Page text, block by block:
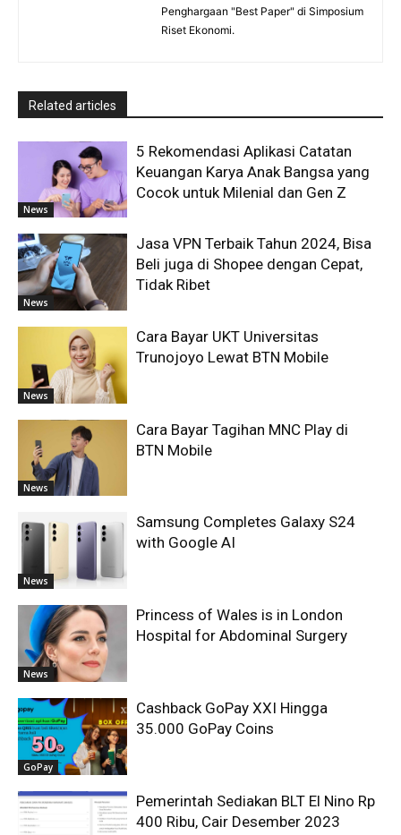
Penghargaan "Best Paper" di Simposium
Riset Ekonomi.
Related articles
News
5 Rekomendasi Aplikasi Catatan
Keuangan Karya Anak Bangsa yang
Cocok untuk Milenial dan Gen Z
News
Jasa VPN Terbaik Tahun 2024, Bisa
Beli juga di Shopee dengan Cepat,
Tidak Ribet
News
Cara Bayar UKT Universitas
Trunojoyo Lewat BTN Mobile
News
Cara Bayar Tagihan MNC Play di
BTN Mobile
News
Samsung Completes Galaxy S24
with Google AI
News
Princess of Wales is in London
Hospital for Abdominal Surgery
GoPay
Cashback GoPay XXI Hingga
35.000 GoPay Coins
Pemerintah Sediakan BLT El Nino Rp
400 Ribu, Cair Desember 2023